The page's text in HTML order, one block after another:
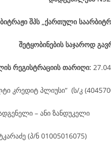
შპს „ქართული
შეტყობინების საჯაროდ
რეგისტრაციის თარიღი:
კრედიტ პლიუსი“ (ს/კ
– ანი ზანდუკელი
(პ/ნ 01005016075)